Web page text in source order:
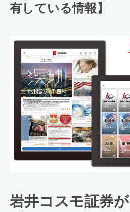
有している情報】
岩井コスモ証券が